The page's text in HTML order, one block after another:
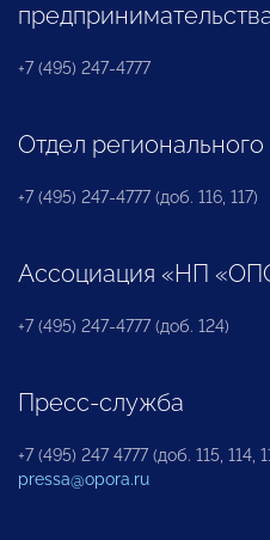
+7 (495) 247-4777
Отдел регионального
+7 (495) 247-4777 (доб. 116, 117)
Ассоциация «НП
+7 (495) 247-4777 (доб. 124)
Пресс-служба
+7 (495) 247 4777 (доб. 115, 114,
pressa@opora.ru